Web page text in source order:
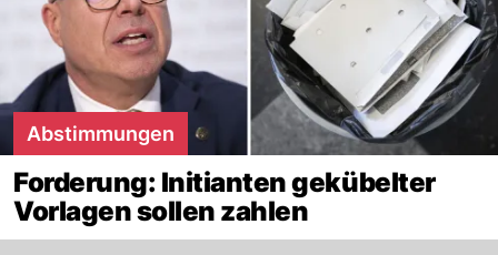
Abstimmungen
Forderung: Initianten gekübelter
Vorlagen sollen zahlen